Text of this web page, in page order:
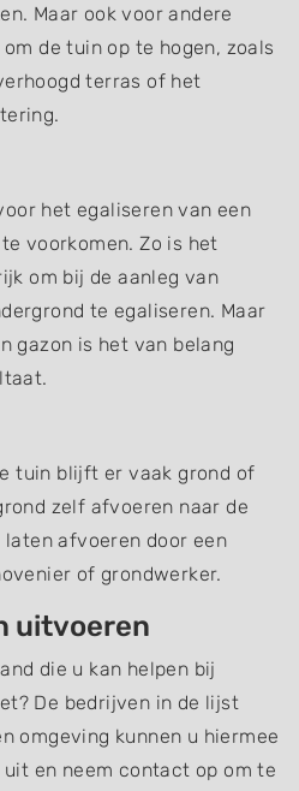
Maar ook voor andere
de tuin op te hogen, zoals
terras of het
het egaliseren van een
voorkomen. Zo is het
om bij de aanleg van
te egaliseren. Maar
gazon is het van belang
tuin blijft er vaak grond of
zelf afvoeren naar de
afvoeren door een
of grondwerker.
uitvoeren
die u kan helpen bij
De bedrijven in de lijst
omgeving kunnen u hiermee
en neem contact op om te